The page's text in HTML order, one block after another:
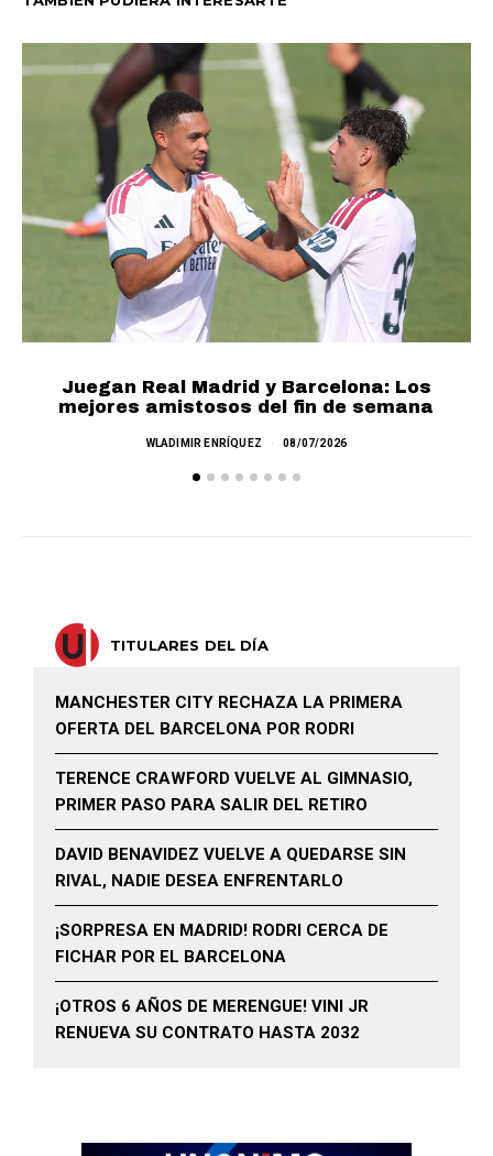
Juegan Real Madrid y Barcelona: Los
mejores amistosos del fin de semana
WLADIMIR ENRÍQUEZ 08/07/2026
TITULARES DEL DÍA
MANCHESTER CITY RECHAZA LA PRIMERA
OFERTA DEL BARCELONA POR RODRI
TERENCE CRAWFORD VUELVE AL GIMNASIO,
PRIMER PASO PARA SALIR DEL RETIRO
DAVID BENAVIDEZ VUELVE A QUEDARSE SIN
RIVAL, NADIE DESEA ENFRENTARLO
¡SORPRESA EN MADRID! RODRI CERCA DE
FICHAR POR EL BARCELONA
¡OTROS 6 AÑOS DE MERENGUE! VINI JR
RENUEVA SU CONTRATO HASTA 2032